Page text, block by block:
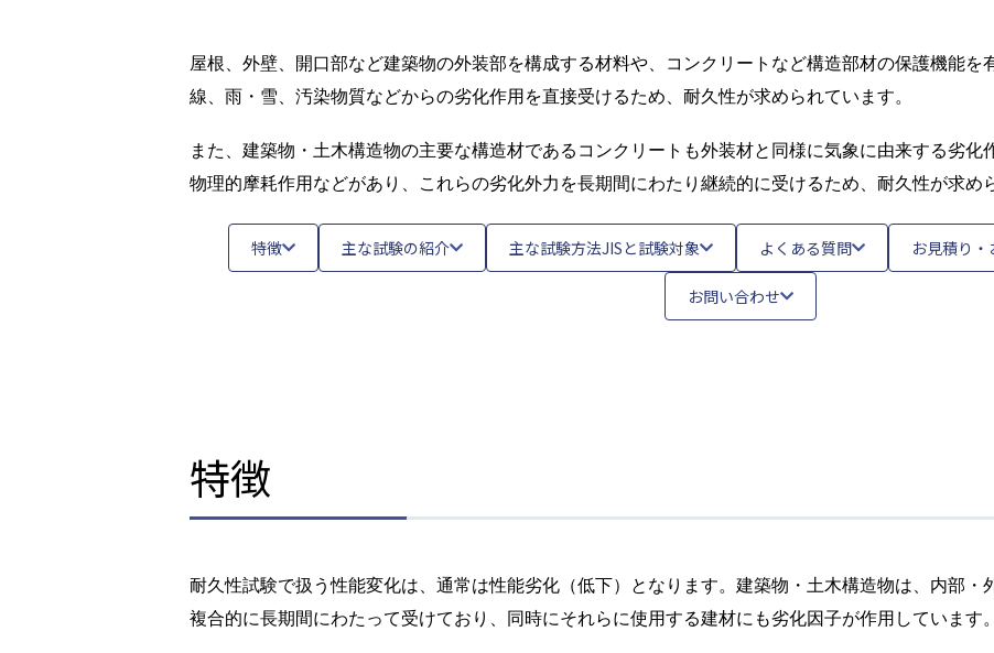
ョ
屋根、外壁、開口部など建築物の外装部を構成する材料や、コンクリートなど構造部材の保護機能
線、雨・雪、汚染物質などからの劣化作用を直接受けるため、耐久性が求められています。
また、建築物・土木構造物の主要な構造材であるコンクリートも外装材と同様に気象に由来する劣化
物理的摩耗作用などがあり、これらの劣化外力を長期間にわたり継続的に受けるため、耐久性が求め
特徴 主な試験の紹介 主な試験方法JISと試験対象 よくある質問 お見積り
お問い合わせ
特徴
耐久性試験で扱う性能変化は、通常は性能劣化（低下）となります。建築物・土木構造物は、内部・
複合的に長期間にわたって受けており、同時にそれらに使用する建材にも劣化因子が作用しています。